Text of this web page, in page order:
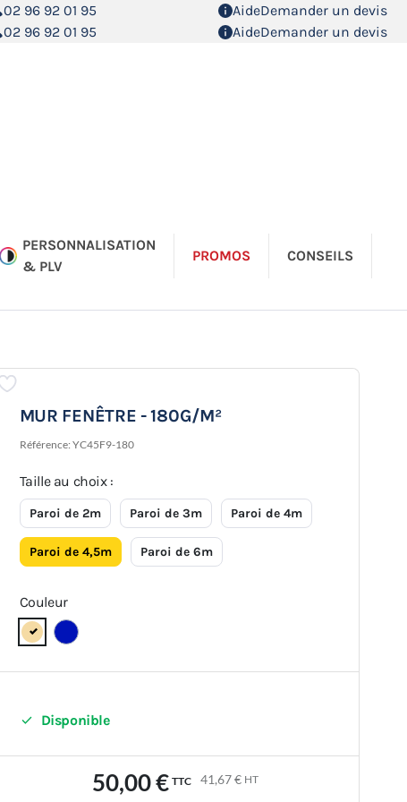
02 96 92 01 95 AideDemander un devis
02 96 92 01 95 AideDemander un devis
PERSONNALISATION
& PLV
PROMOS CONSEILS
MUR FENÊTRE - 180G/M²
Référence: YC45F9-180
Taille au choix :
Paroi de 2m Paroi de 3m Paroi de 4m
Paroi de 4,5m Paroi de 6m
Couleur
 Disponible
50,00 € TTC 41,67 € HT